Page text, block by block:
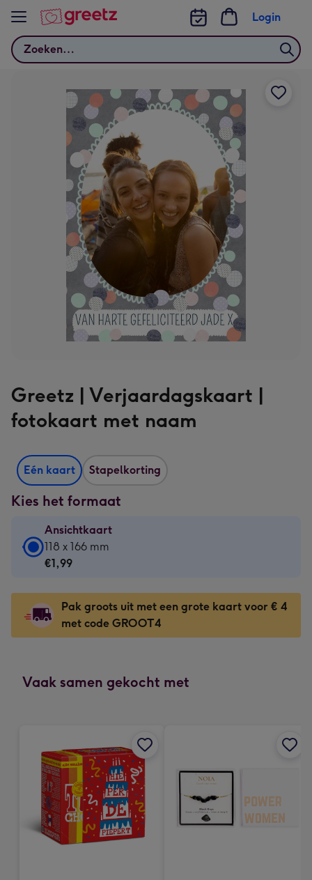
Bekijk meer
Zoeken
Login
Greetz | Verjaardagskaart |
fotokaart met naam
Eén kaart Stapelkorting
Kies het formaat
Ansichtkaart
Ansichtkaart
-
-
118
x
-
mm
118 x 166 mm
€1,99
Pak groots uit met een grote kaart voor € 4
met code GROOT4
Vaak samen gekocht met